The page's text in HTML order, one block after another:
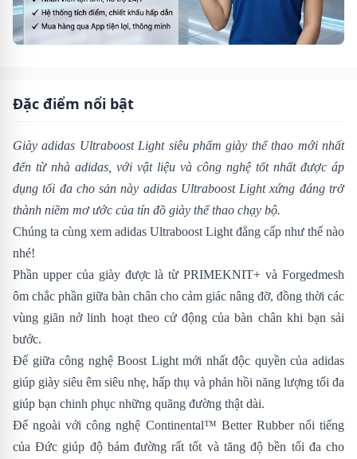
Đặc điểm nổi bật
Giày adidas Ultraboost Light siêu phẩm giày thể thao mới nhất
đến từ nhà adidas, với vật liệu và công nghệ tốt nhất được áp
dụng tối đa cho sản này adidas Ultraboost Lightxứng đáng trở
thành niềm mơ ước của tín đồ giày thể thao chạy bộ.
Chúng ta cùng xem adidas Ultraboost Light đẳng cấp như thế nào
nhé!
Phần upper của giày được là từ PRIMEKNIT+ và Forgedmesh
ôm chắc phần giữa bàn chân cho cảm giác nâng đỡ, đồng thời các
vùng giãn nở linh hoạt theo cử động của bàn chân khi bạn sải
bước.
Đế giữa công nghệ Boost Light mới nhất độc quyền của adidas
giúp giày siêu êm siêu nhẹ, hấp thụ và phản hồi năng lượng tối đa
giúp bạn chinh phục những quãng đường thật dài.
Đế ngoài với công nghệ Continental™ Better Rubber nổi tiếng
của Đức giúp độ bám đường rất tốt và tăng độ bền tối đa cho